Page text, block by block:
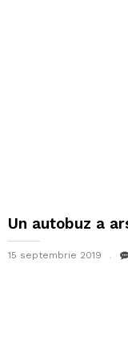
Un autobuz a
15 septembrie 2019